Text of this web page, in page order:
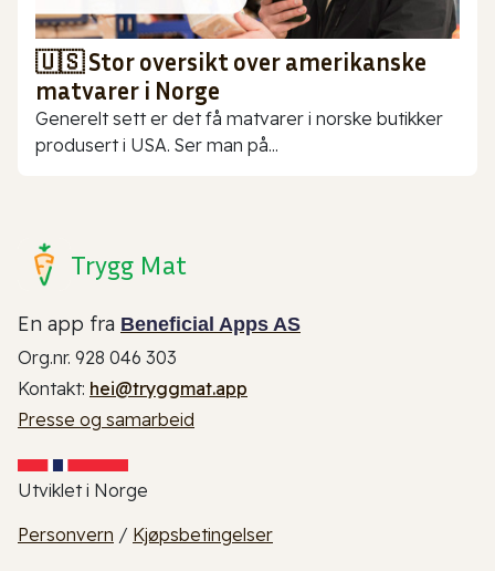
🇺🇸 Stor oversikt over amerikanske
matvarer i Norge
Generelt sett er det få matvarer i norske butikker
produsert i USA. Ser man på...
Trygg Mat
En app fra Beneficial Apps AS
Org.nr. 928 046 303
Kontakt: hei@tryggmat.app
Presse og samarbeid
Utviklet i Norge
Personvern / Kjøpsbetingelser